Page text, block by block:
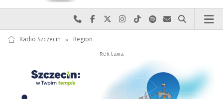
Najlepiej po prostu do nas zadzwoń
Odwiedź nas na Facebook-u
Odwiedź nas na X
Odwiedź nas na Instagram-ie
Odwiedź nas na TikTok-u
Szukaj nas na Spotify
Wyślij do nas
Szukaj
Radio Szczecin » Region
Autopromocja
Reklama